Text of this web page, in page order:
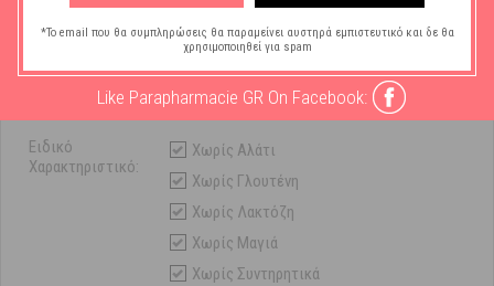
Κατάλληλο για:
Vegeterians
Ενήλικες
Εφήβους
Ειδικό
Χαρακτηριστικό:
Χωρίς Αλάτι
Χωρίς Γλουτένη
Χωρίς Λακτόζη
Χωρίς Μαγιά
Χωρίς Συντηρητικά
*Το email που θα συμπληρώσεις θα παραμείνει αυστηρά εμπιστευτικό και δε θα
χρησιμοποιηθεί για spam
Like Parapharmacie GR On Facebook: